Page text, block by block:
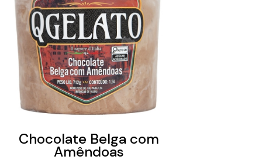
Chocolate Belga com
Amêndoas